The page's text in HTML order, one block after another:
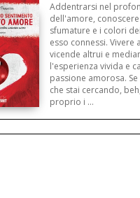
Addentrarsi nel
dell'amore,
sfumature e i colori
esso connessi. Vivere
vicende altrui e
l'esperienza vivida e
passione amorosa.
che stai cercando,
proprio i ...